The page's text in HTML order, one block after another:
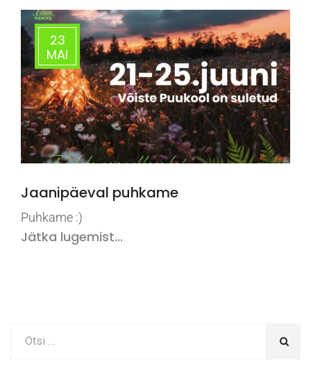
23
MAI
Jaanipäeval puhkame
Puhkame :)
Jätka lugemist...